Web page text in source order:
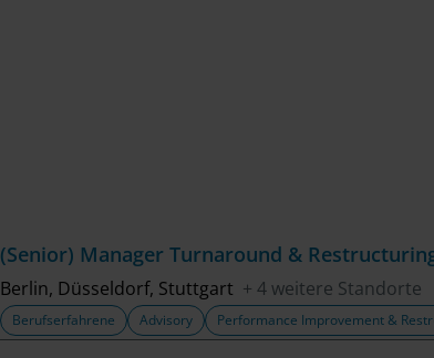
(Senior) Manager Turnaround &
Berlin, Düsseldorf, Stuttgart + 4 weitere Standorte
Berufserfahrene Advisory Performance Improvement &